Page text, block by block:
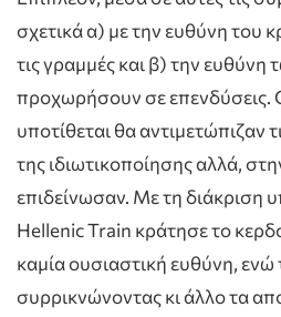
σχετικά α) με την ευθύνη του
τις γραμμές και β) την ευθύνη
προχωρήσουν σε επενδύσεις.
υποτίθεται θα αντιμετώπιζαν
της ιδιωτικοποίησης αλλά,
επιδείνωσαν. Με τη διάκριση
Hellenic Train κράτησε το
καμία ουσιαστική ευθύνη, ενώ
συρρικνώνοντας κι άλλο τα